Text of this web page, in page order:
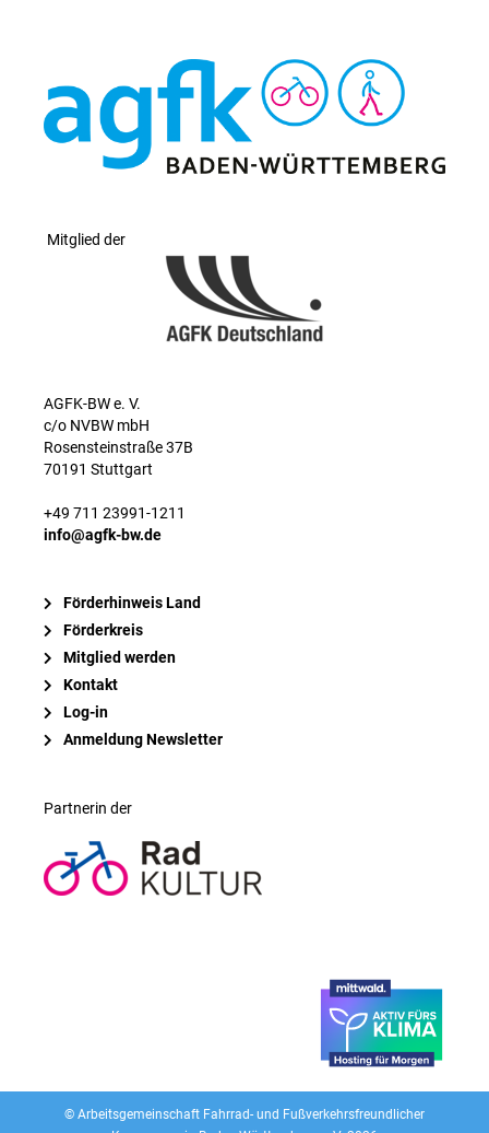
Mitglied der
AGFK-BW e. V.
c/o NVBW mbH
Rosensteinstraße 37B
70191 Stuttgart
+49 711 23991-1211
info@agfk-bw.de
Förderhinweis Land
Förderkreis
Mitglied werden
Kontakt
Log-in
Anmeldung Newsletter
Partnerin der
© Arbeitsgemeinschaft Fahrrad- und Fußverkehrsfreundlicher